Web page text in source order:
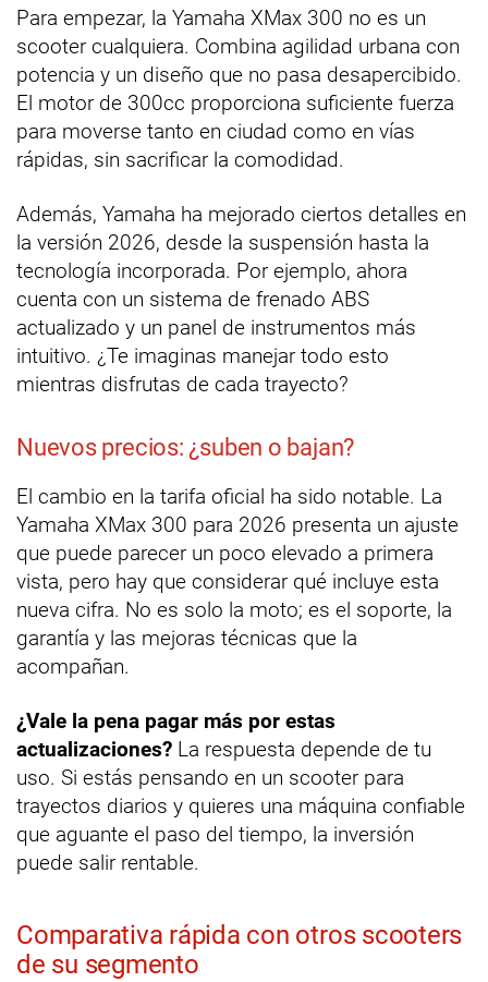
Para empezar, la Yamaha XMax 300 no es un
scooter cualquiera. Combina agilidad urbana con
potencia y un diseño que no pasa desapercibido.
El motor de 300cc proporciona suficiente fuerza
para moverse tanto en ciudad como en vías
rápidas, sin sacrificar la comodidad.
Además, Yamaha ha mejorado ciertos detalles en
la versión 2026, desde la suspensión hasta la
tecnología incorporada. Por ejemplo, ahora
cuenta con un sistema de frenado ABS
actualizado y un panel de instrumentos más
intuitivo. ¿Te imaginas manejar todo esto
mientras disfrutas de cada trayecto?
Nuevos precios: ¿suben o bajan?
El cambio en la tarifa oficial ha sido notable. La
Yamaha XMax 300 para 2026 presenta un ajuste
que puede parecer un poco elevado a primera
vista, pero hay que considerar qué incluye esta
nueva cifra. No es solo la moto; es el soporte, la
garantía y las mejoras técnicas que la
acompañan.
¿Vale la pena pagar más por estas
actualizaciones? La respuesta depende de tu
uso. Si estás pensando en un scooter para
trayectos diarios y quieres una máquina confiable
que aguante el paso del tiempo, la inversión
puede salir rentable.
Comparativa rápida con otros scooters
de su segmento